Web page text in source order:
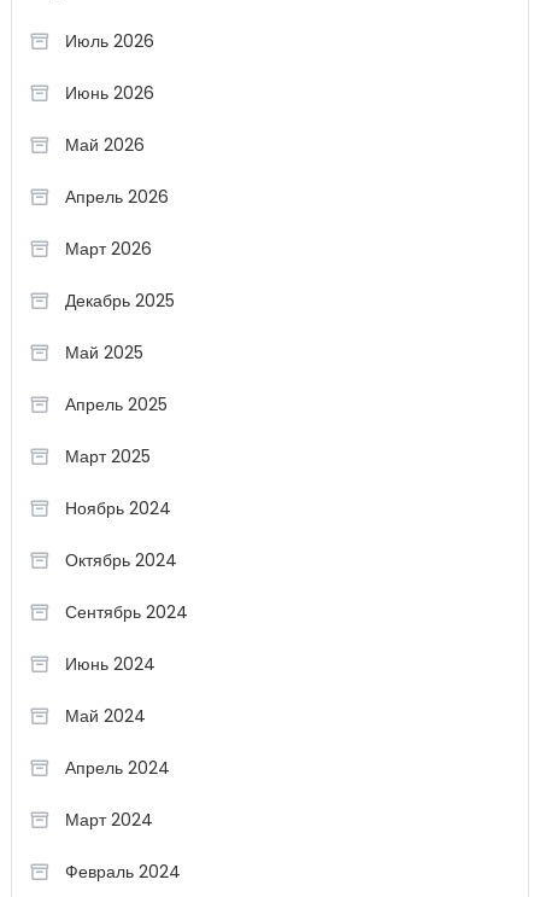
Июль 2026
Июнь 2026
Май 2026
Апрель 2026
Март 2026
Декабрь 2025
Май 2025
Апрель 2025
Март 2025
Ноябрь 2024
Октябрь 2024
Сентябрь 2024
Июнь 2024
Май 2024
Апрель 2024
Март 2024
Февраль 2024